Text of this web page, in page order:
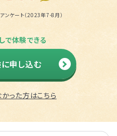
ケート（2023年7-8月）
で体験できる
申し込む
った方はこちら